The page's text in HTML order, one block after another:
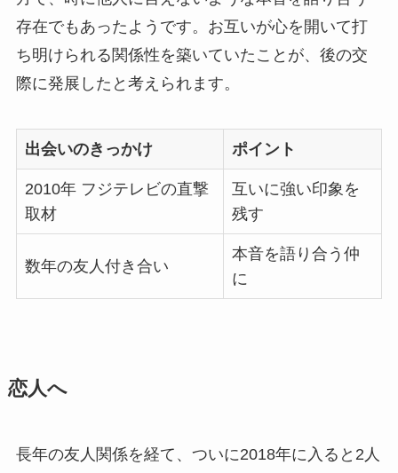
存在でもあったようです。お互いが心を開いて打
ち明けられる関係性を築いていたことが、後の交
際に発展したと考えられます。
出会いのきっかけ ポイント
2010年 フジテレビの直撃
取材
互いに強い印象を
残す
数年の友人付き合い
本音を語り合う仲
に
恋人へ
長年の友人関係を経て、ついに2018年に入ると2人